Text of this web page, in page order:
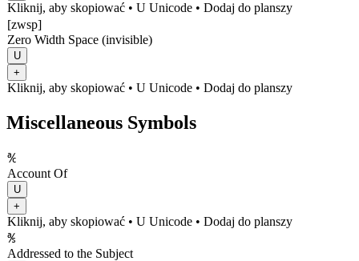
Kliknij, aby skopiować • U Unicode • Dodaj do planszy
[zwsp]
Zero Width Space (invisible)
U
+
Kliknij, aby skopiować • U Unicode • Dodaj do planszy
Miscellaneous Symbols
℀
Account Of
U
+
Kliknij, aby skopiować • U Unicode • Dodaj do planszy
℁
Addressed to the Subject